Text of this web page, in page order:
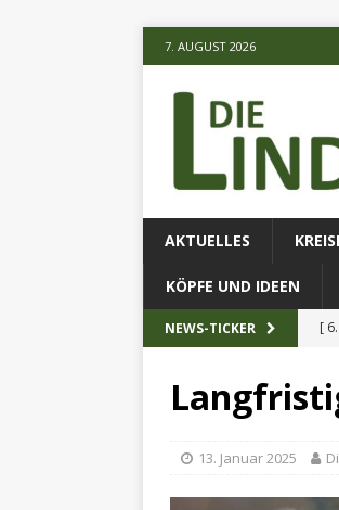
7. AUGUST 2026
AKTUELLES
KÖPFE UND IDEEN
NEWS-TICKER [
13. Januar 2025